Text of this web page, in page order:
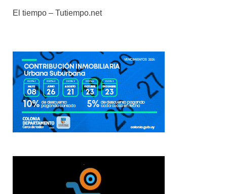
El tiempo – Tutiempo.net